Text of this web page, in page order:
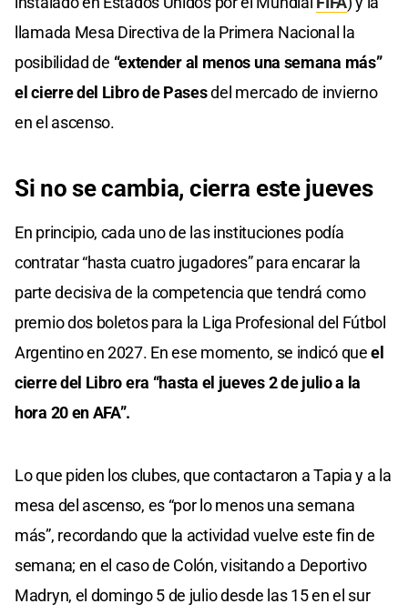
llamada Mesa Directiva de la Primera Nacional la
posibilidad de “extender al menos una semana más”
el cierre del Libro de Pasesdel mercado de invierno
en el ascenso.
Si no se cambia, cierra este jueves
En principio, cada uno de las instituciones podía
contratar “hasta cuatro jugadores” para encarar la
parte decisiva de la competencia que tendrá como
premio dos boletos para la Liga Profesional del Fútbol
Argentino en 2027. En ese momento, se indicó queel
cierre del Libro era “hasta el jueves 2 de julio a la
hora 20 en AFA”.
Lo que piden los clubes, que contactaron a Tapia y a la
mesa del ascenso, es “por lo menos una semana
más”, recordando que la actividad vuelve este fin de
semana; en el caso de Colón, visitando a Deportivo
Madryn, el domingo 5 de julio desde las 15 en el sur